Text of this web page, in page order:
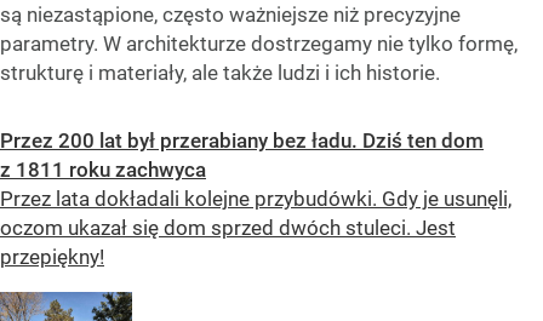
są niezastąpione, często ważniejsze niż precyzyjne
parametry. W architekturze dostrzegamy nie tylko formę,
strukturę i materiały, ale także ludzi i ich historie.
Przez 200 lat był przerabiany bez ładu. Dziś ten dom
z 1811 roku zachwyca
Przez lata dokładali kolejne przybudówki. Gdy je usunęli,
oczom ukazał się dom sprzed dwóch stuleci. Jest
przepiękny!